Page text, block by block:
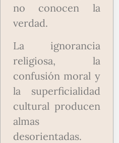
no conocen la
verdad.
La ignorancia
religiosa, la
confusión moral y
la superficialidad
cultural producen
almas
desorientadas.